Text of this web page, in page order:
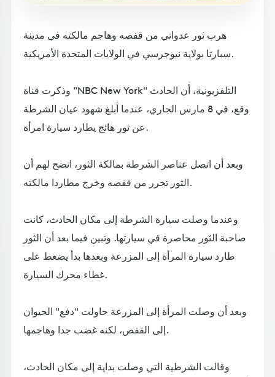
هرب ثور عدواني من قفصه وهاجم مالكته في مدينة
سبارتا بولاية نيوجرسي في الولايات المتحدة الأمريكية.
وذكرت قناة "NBC New York" التلفزيونية، أن الحادث
وقع، في 8 مارس الجاري، عندما أبلغ شهود عيان الشرطة
عن ثور هائج يطارد سيارة امرأة.
وبعد أن اتصل عناصر الشرطة بمالكة الثور، اتضح لهم أن
الثور تحرر من قفصه وخرج مطاردا مالكته.
وعندما وصلت سيارة الشرطة إلى مكان الحادث، كانت
صاحبة الثور محاصرة في سيارتها. وتبين فيما بعد أن الثور
طارد سيارة المرأة إلى المزرعة وبعدها بدأ يضغط على
غطاء محرك السيارة.
وبعد أن وصلت المرأة إلى المزرعة حاولت "دفع" الحيوان
إلى القفص، لكنه غضب جدا وهاجمها.
وقالت الشرطية التي وصلت بداية إلى مكان الحادث،